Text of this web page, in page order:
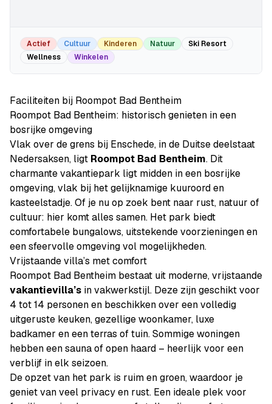
Actief Cultuur Kinderen Natuur
Ski Resort
Wellness
Winkelen
Faciliteiten bij Roompot Bad Bentheim
Roompot Bad Bentheim: historisch genieten in een
bosrijke omgeving
Vlak over de grens bij Enschede, in de Duitse deelstaat
Nedersaksen, ligt Roompot Bad Bentheim. Dit
charmante vakantiepark ligt midden in een bosrijke
omgeving, vlak bij het gelijknamige kuuroord en
kasteelstadje. Of je nu op zoek bent naar rust, natuur of
cultuur: hier komt alles samen. Het park biedt
comfortabele bungalows, uitstekende voorzieningen en
een sfeervolle omgeving vol mogelijkheden.
Vrijstaande villa’s met comfort
Roompot Bad Bentheim bestaat uit moderne, vrijstaande
vakantievilla’s in vakwerkstijl. Deze zijn geschikt voor
4 tot 14 personen en beschikken over een volledig
uitgeruste keuken, gezellige woonkamer, luxe
badkamer en een terras of tuin. Sommige woningen
hebben een sauna of open haard – heerlijk voor een
verblijf in elk seizoen.
De opzet van het park is ruim en groen, waardoor je
geniet van veel privacy en rust. Een ideale plek voor